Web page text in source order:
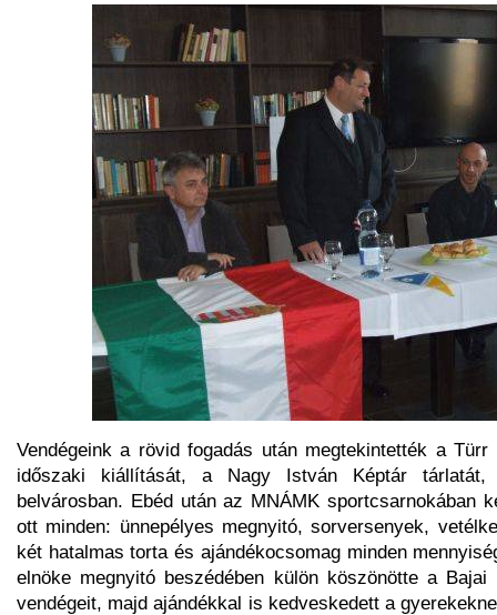
Vendégeink a rövid fogadás után megtekintették a
időszaki kiállítását, a Nagy István Képtár
belvárosban. Ebéd után az MNÁMK sportcsarnokában
ott minden: ünnepélyes megnyitó, sorversenyek,
két hatalmas torta és ajándékocsomag minden
elnöke megnyitó beszédében külön köszönötte a
vendégeit, majd ajándékkal is kedveskedett a